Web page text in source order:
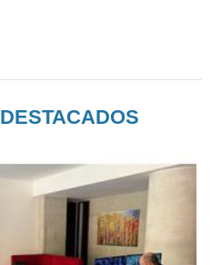
DESTACADOS